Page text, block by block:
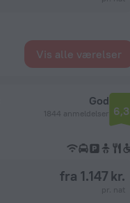
Vis alle værelser
God
1844 anmeldelser 6,3
fra 1.147 kr.